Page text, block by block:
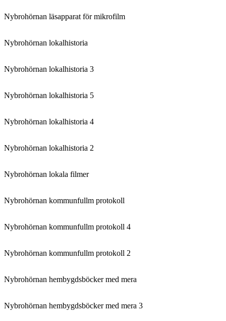
Nybrohörnan läsapparat för mikrofilm
Nybrohörnan lokalhistoria
Nybrohörnan lokalhistoria 3
Nybrohörnan lokalhistoria 5
Nybrohörnan lokalhistoria 4
Nybrohörnan lokalhistoria 2
Nybrohörnan lokala filmer
Nybrohörnan kommunfullm protokoll
Nybrohörnan kommunfullm protokoll 4
Nybrohörnan kommunfullm protokoll 2
Nybrohörnan hembygdsböcker med mera
Nybrohörnan hembygdsböcker med mera 3